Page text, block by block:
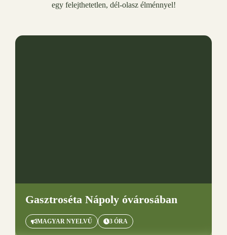
egy felejthetetlen, dél-olasz élménnyel!
Gasztroséta Nápoly óvárosában
MAGYAR NYELVŰ 3 ÓRA